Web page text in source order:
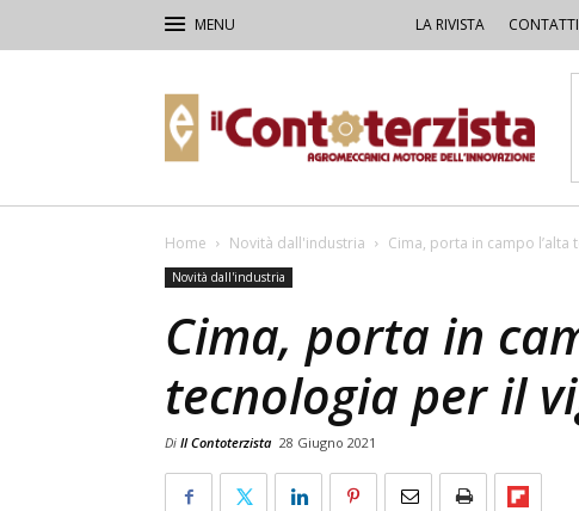
LA RIVISTA CONTATTI
Contoterzista
Home Novità dall'industria Cima, porta in campo
Novità dall'industria
Cima, porta in
tecnologia per il
Di Il Contoterzista 28 Giugno 2021